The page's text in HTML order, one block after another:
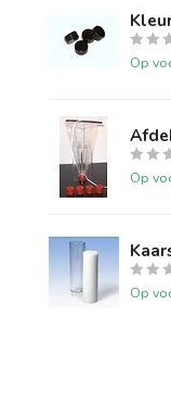
Op
Op
Op